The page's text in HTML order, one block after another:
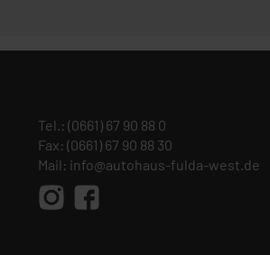
Tel.: (0661) 67 90 88 0
Fax: (0661) 67 90 88 30
Mail: info@autohaus-fulda-west.de